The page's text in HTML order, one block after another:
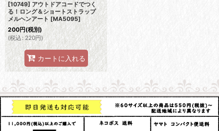
[10749] アウトドアコードでつく
る！ロング＆ショートストラップ
メルヘンアート [MA5095]
200円(税別)
(税込 : 220円)
カートに入れる